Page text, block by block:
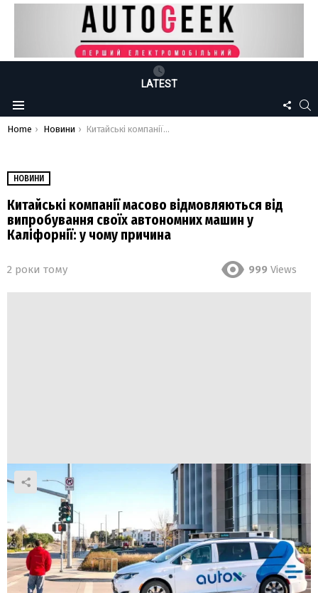
LATEST
Menu
US
You are here:
Home Новини Китайські компанії масово відмовляються від випробування своїх автономних машин у Каліфорнії: у чому причина
НОВИНИ
Китайські компанії масово відмовляються від
випробування своїх автономних машин у
Каліфорнії: у чому причина
2 роки тому 999 Views